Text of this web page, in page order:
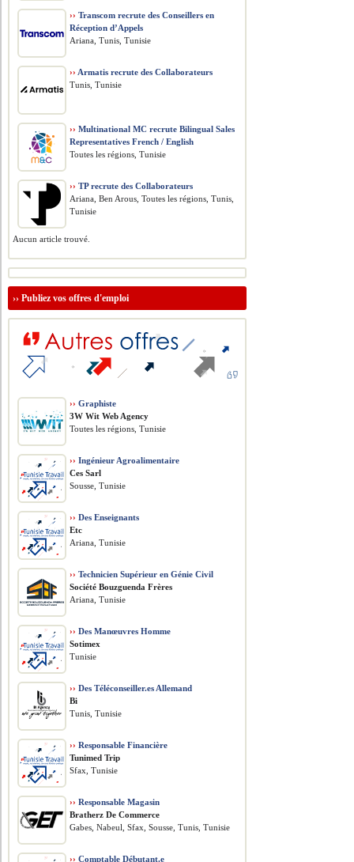
›› Transcom recrute des Conseillers en
Réception d’Appels
Ariana, Tunis, Tunisie
›› Armatis recrute des Collaborateurs
Tunis, Tunisie
›› Multinational MC recrute Bilingual Sales
Representatives French / English
Toutes les régions, Tunisie
›› TP recrute des Collaborateurs
Ariana, Ben Arous, Toutes les régions, Tunis,
Tunisie
Aucun article trouvé.
››Publiez vos offres d'emploi
›› Graphiste
3W Wit Web Agency
Toutes les régions, Tunisie
›› Ingénieur Agroalimentaire
Ces Sarl
Sousse, Tunisie
›› Des Enseignants
Etc
Ariana, Tunisie
›› Technicien Supérieur en Génie Civil
Société Bouzguenda Frères
Ariana, Tunisie
›› Des Manœuvres Homme
Sotimex
Tunisie
›› Des Téléconseiller.es Allemand
Bi
Tunis, Tunisie
›› Responsable Financière
Tunimed Trip
Sfax, Tunisie
›› Responsable Magasin
Bratherz De Commerce
Gabes, Nabeul, Sfax, Sousse, Tunis, Tunisie
›› Comptable Débutant.e